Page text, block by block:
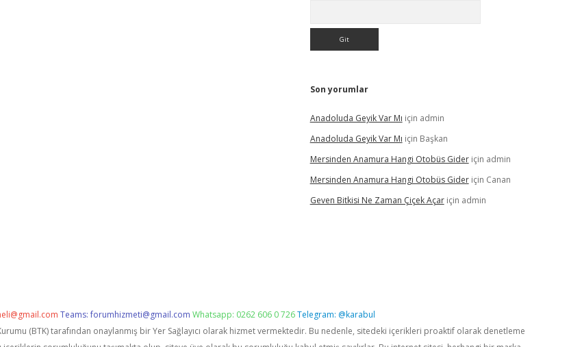
Son yorumlar
Anadoluda Geyik Var Mı için admin
Anadoluda Geyik Var Mı için Başkan
Mersinden Anamura Hangi Otobüs Gideriçin admin
Mersinden Anamura Hangi Otobüs Gideriçin Canan
Geven Bitkisi Ne Zaman Çiçek Açariçin admin
Teams:forumhizmeti@gmail.com Whatsapp: 0262 606 0 726Telegram: @karabul
(BTK) tarafından onaylanmış bir Yer Sağlayıcı olarak hizmet vermektedir. Bu nedenle, sitedeki içerikleri proaktif olarak denetleme